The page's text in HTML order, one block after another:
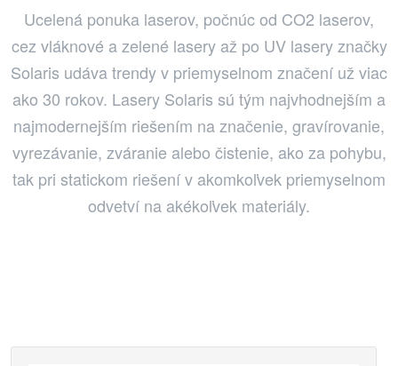
Ucelená ponuka laserov, počnúc od CO2 laserov,
cez vláknové a zelené lasery až po UV lasery značky
Solaris udáva trendy v priemyselnom značení už viac
ako 30 rokov. Lasery Solaris sú tým najvhodnejším a
najmodernejším riešením na značenie, gravírovanie,
vyrezávanie, zváranie alebo čistenie, ako za pohybu,
tak pri statickom riešení v akomkoľvek priemyselnom
odvetví na akékoľvek materiály.